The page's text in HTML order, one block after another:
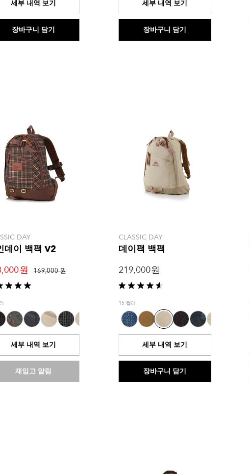
세부 내역 보기
장바구니 담기
니
개
세부 내역 보기
장바구니 담기
DAY
데이 백팩 V2
169,000 원
원
세부 내역 보기
재입고 알림
CLASSIC DAY
데이팩 백팩
219,000 원
별
5
중
4.6
개
니
개
15 컬러
세부 내역 보기
장바구니 담기